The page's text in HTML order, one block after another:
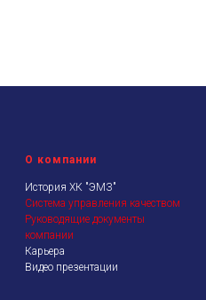
О компании
История ХК "ЭМЗ"
Система управления качеством
Руководящие документы
компании
Карьера
Видео презентации